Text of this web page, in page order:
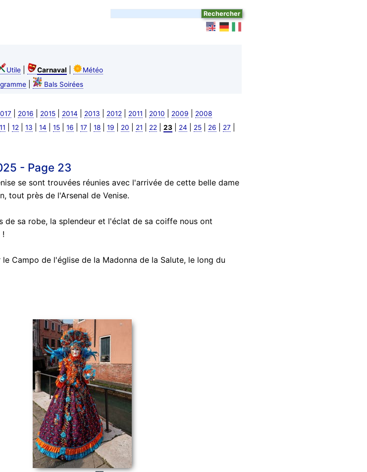
Utile| Carnaval
Météo
| Bals Soirées
2016 2015| 2014 2013 2012 2011 2010 2009
2008
11 12 13 14 15| 16 17 18| 19 20 21 22 23| 24 25| 26 27
- Page 23
se sont trouvées réunies avec l'arrivée de cette belle dame
tout près de l'Arsenal de Venise.
sa robe, la splendeur et l'éclat de sa coiffe nous ont
!
Campo de l'église de la Madonna de la Salute, le long du